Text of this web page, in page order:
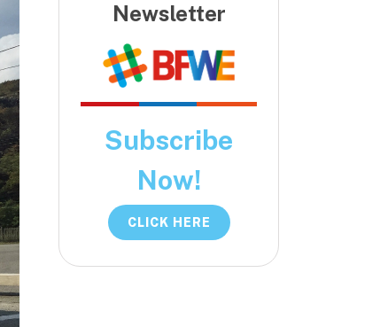
Newsletter
Subscribe
Now!
CLICK HERE